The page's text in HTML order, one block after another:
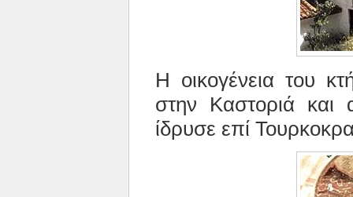
Η οικογένεια του
στην Καστοριά
ίδρυσε επί